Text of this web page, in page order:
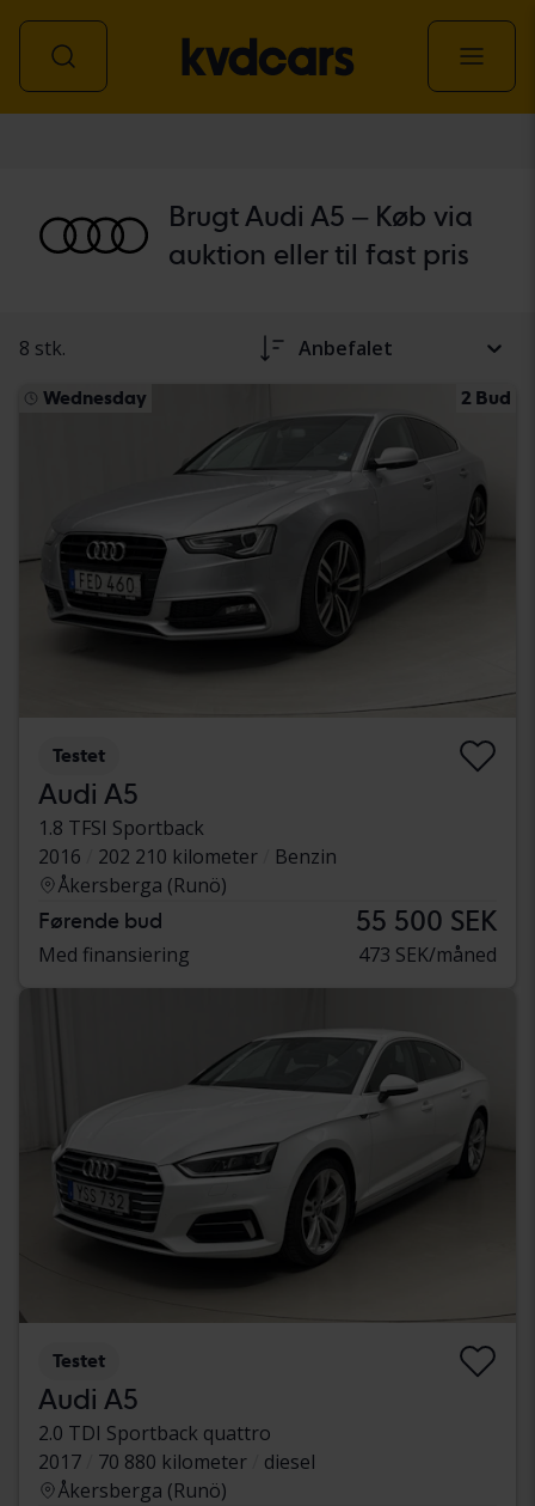
Brugt Audi A5 – Køb via
auktion eller til fast pris
8 stk. Anbefalet
Wednesday 2 Bud
Testet
Audi A5
1.8 TFSI Sportback
2016
202 210 kilometer
Benzin
Åkersberga (Runö)
Førende bud 55 500 SEK
Med finansiering 473 SEK/måned
Testet
Audi A5
2.0 TDI Sportback quattro
2017
70 880 kilometer
diesel
Åkersberga (Runö)